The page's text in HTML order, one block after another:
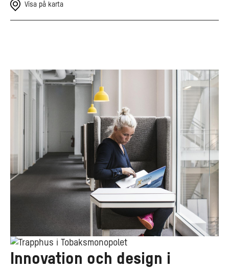
Visa på karta
Innovation och design i